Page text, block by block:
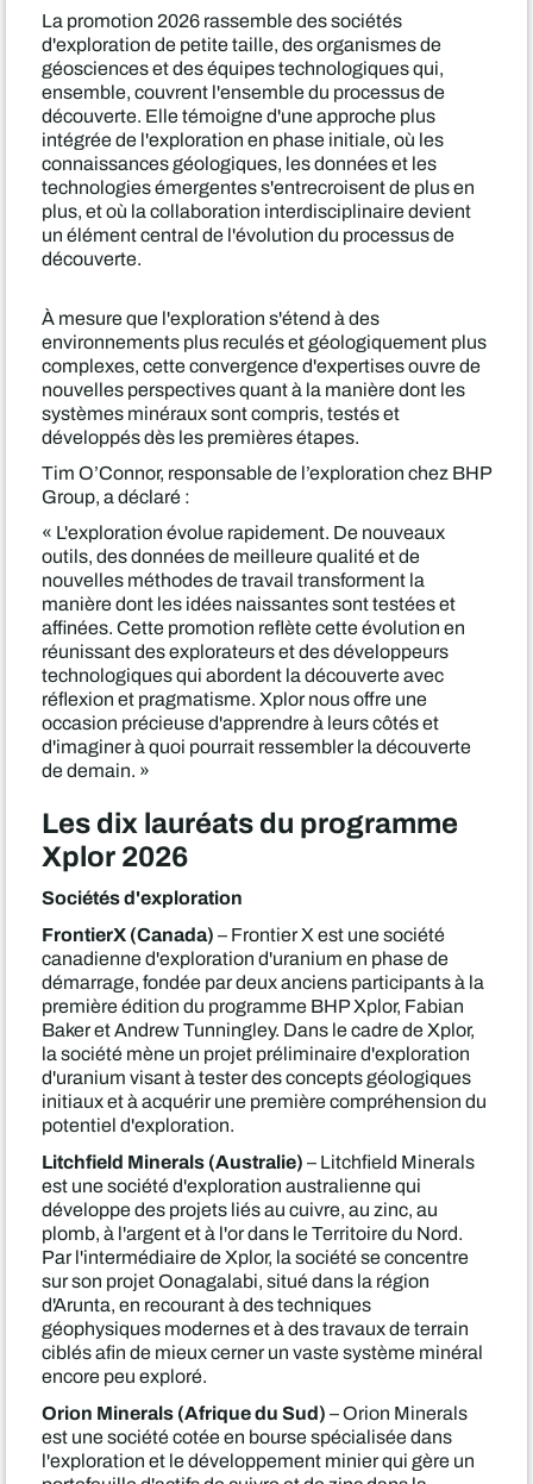
La promotion 2026 rassemble des sociétés
d'exploration de petite taille, des organismes de
géosciences et des équipes technologiques qui,
ensemble, couvrent l'ensemble du processus de
découverte. Elle témoigne d'une approche plus
intégrée de l'exploration en phase initiale, où les
connaissances géologiques, les données et les
technologies émergentes s'entrecroisent de plus en
plus, et où la collaboration interdisciplinaire devient
un élément central de l'évolution du processus de
découverte.
À mesure que l'exploration s'étend à des
environnements plus reculés et géologiquement plus
complexes, cette convergence d'expertises ouvre de
nouvelles perspectives quant à la manière dont les
systèmes minéraux sont compris, testés et
développés dès les premières étapes.
Tim O’Connor, responsable de l’exploration chez BHP
Group, a déclaré :
« L'exploration évolue rapidement. De nouveaux
outils, des données de meilleure qualité et de
nouvelles méthodes de travail transforment la
manière dont les idées naissantes sont testées et
affinées. Cette promotion reflète cette évolution en
réunissant des explorateurs et des développeurs
technologiques qui abordent la découverte avec
réflexion et pragmatisme. Xplor nous offre une
occasion précieuse d'apprendre à leurs côtés et
d'imaginer à quoi pourrait ressembler la découverte
de demain. »
Les dix lauréats du programme
Xplor 2026
Sociétés d'exploration
FrontierX (Canada)– Frontier X est une société
canadienne d'exploration d'uranium en phase de
démarrage, fondée par deux anciens participants à la
première édition du programme BHP Xplor, Fabian
Baker et Andrew Tunningley. Dans le cadre de Xplor,
la société mène un projet préliminaire d'exploration
d'uranium visant à tester des concepts géologiques
initiaux et à acquérir une première compréhension du
potentiel d'exploration.
Litchfield Minerals (Australie)– Litchfield Minerals
est une société d'exploration australienne qui
développe des projets liés au cuivre, au zinc, au
plomb, à l'argent et à l'or dans le Territoire du Nord.
Par l'intermédiaire de Xplor, la société se concentre
sur son projet Oonagalabi, situé dans la région
d'Arunta, en recourant à des techniques
géophysiques modernes et à des travaux de terrain
ciblés afin de mieux cerner un vaste système minéral
encore peu exploré.
Orion Minerals (Afrique du Sud)– Orion Minerals
est une société cotée en bourse spécialisée dans
l'exploration et le développement minier qui gère un